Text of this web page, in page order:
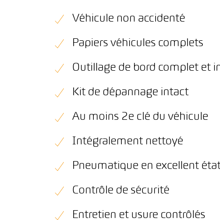
Véhicule non accidenté
Papiers véhicules complets
Outillage de bord complet et
Kit de dépannage intact
Au moins 2e clé du véhicule
Intégralement nettoyé
Pneumatique en excellent
Contrôle de sécurité
Entretien et usure contrôlés